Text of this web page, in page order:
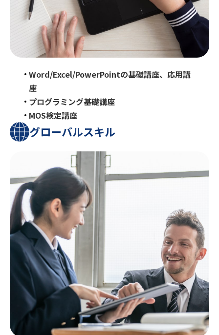
Word/Excel/PowerPointの基礎講座、 応用講
座
プログラミング基礎講座
MOS検定講座
グローバルスキル